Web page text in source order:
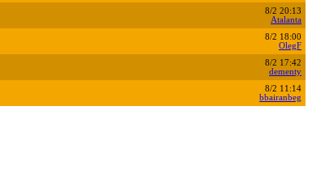
8/2 20:13
Atalanta
8/2 18:00
OlegF
8/2 17:42
dementy
8/2 11:14
bbairanbeg